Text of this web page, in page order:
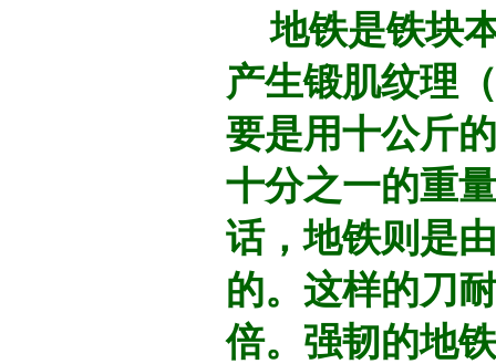
地铁是铁块
产生锻肌纹理
要是用十公斤
十分之一的重
话，地铁则是
的。这样的刀
倍。强韧的地